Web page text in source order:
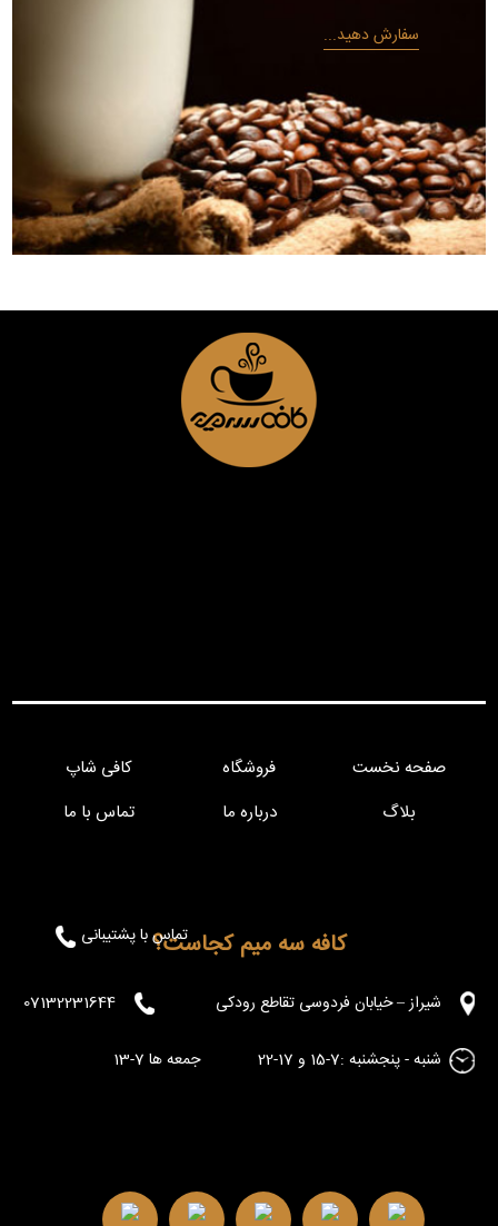
تماس با پشتیبانی
سفارش دهید...
صفحه نخست فروشگاه
کافی شاپ
بلاگ
درباره ما تماس با ما
کافه سه میم کجاست؟
شیراز – خیابان فردوسی تقاطع رودکی 07132231644
شنبه - پنجشنبه :7-15 و 17-22 جمعه ها 7-13